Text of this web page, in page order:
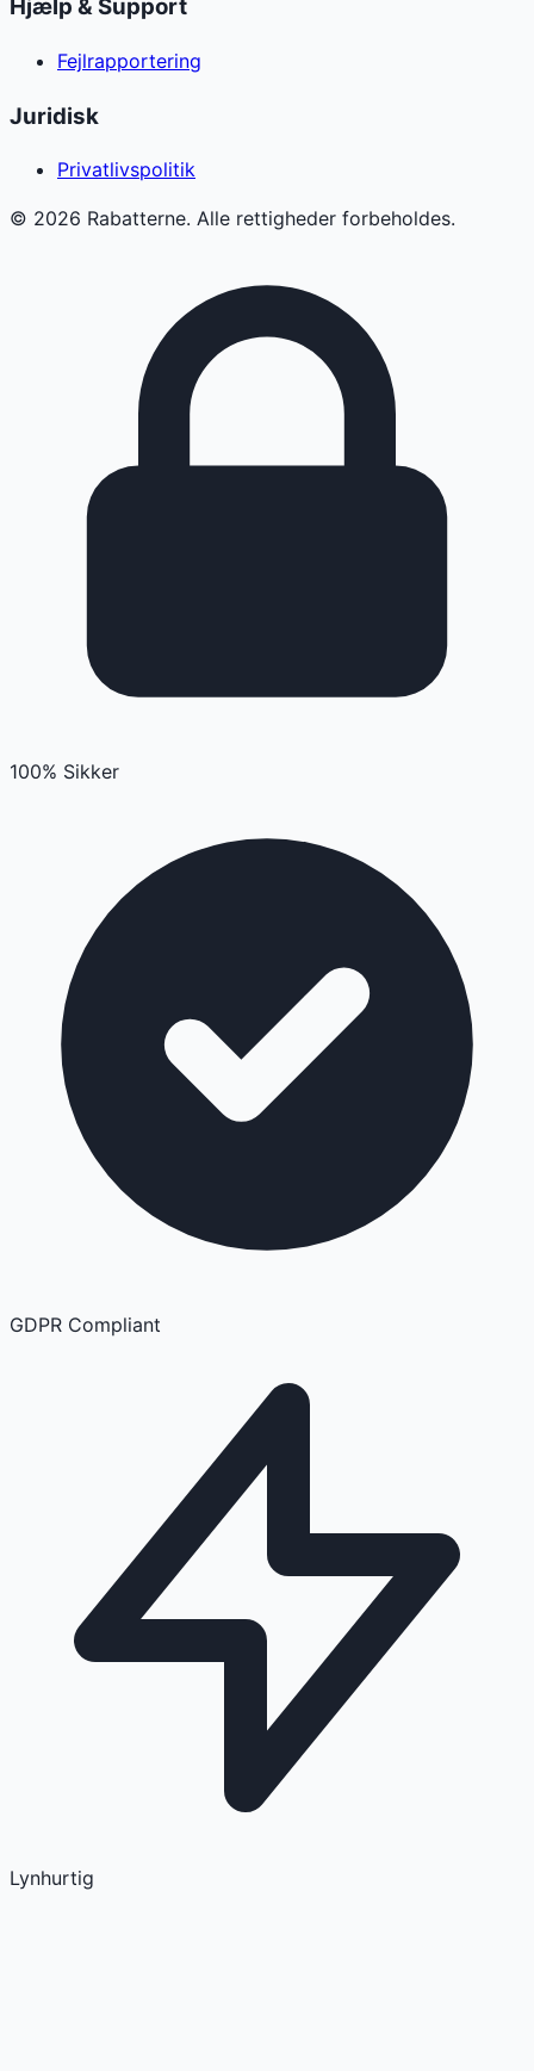
Hjælp & Support
Fejlrapportering
Juridisk
Privatlivspolitik
© 2026 Rabatterne. Alle rettigheder forbeholdes.
100% Sikker
GDPR Compliant
Lynhurtig